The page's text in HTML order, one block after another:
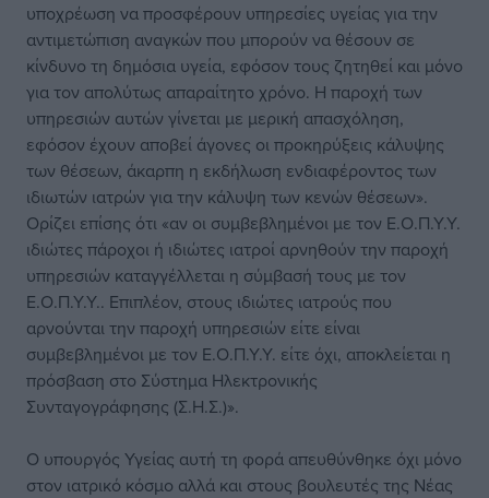
υποχρέωση να προσφέρουν υπηρεσίες υγείας για την
αντιμετώπιση αναγκών που μπορούν να θέσουν σε
κίνδυνο τη δημόσια υγεία, εφόσον τους ζητηθεί και μόνο
για τον απολύτως απαραίτητο χρόνο. Η παροχή των
υπηρεσιών αυτών γίνεται με μερική απασχόληση,
εφόσον έχουν αποβεί άγονες οι προκηρύξεις κάλυψης
των θέσεων, άκαρπη η εκδήλωση ενδιαφέροντος των
ιδιωτών ιατρών για την κάλυψη των κενών θέσεων».
Ορίζει επίσης ότι «αν οι συμβεβλημένοι με τον Ε.Ο.Π.Υ.Υ.
ιδιώτες πάροχοι ή ιδιώτες ιατροί αρνηθούν την παροχή
υπηρεσιών καταγγέλλεται η σύμβασή τους με τον
Ε.Ο.Π.Υ.Υ.. Επιπλέον, στους ιδιώτες ιατρούς που
αρνούνται την παροχή υπηρεσιών είτε είναι
συμβεβλημένοι με τον Ε.Ο.Π.Υ.Υ. είτε όχι, αποκλείεται η
πρόσβαση στο Σύστημα Ηλεκτρονικής
Συνταγογράφησης (Σ.Η.Σ.)».
Ο υπουργός Υγείας αυτή τη φορά απευθύνθηκε όχι μόνο
στον ιατρικό κόσμο αλλά και στους βουλευτές της Νέας